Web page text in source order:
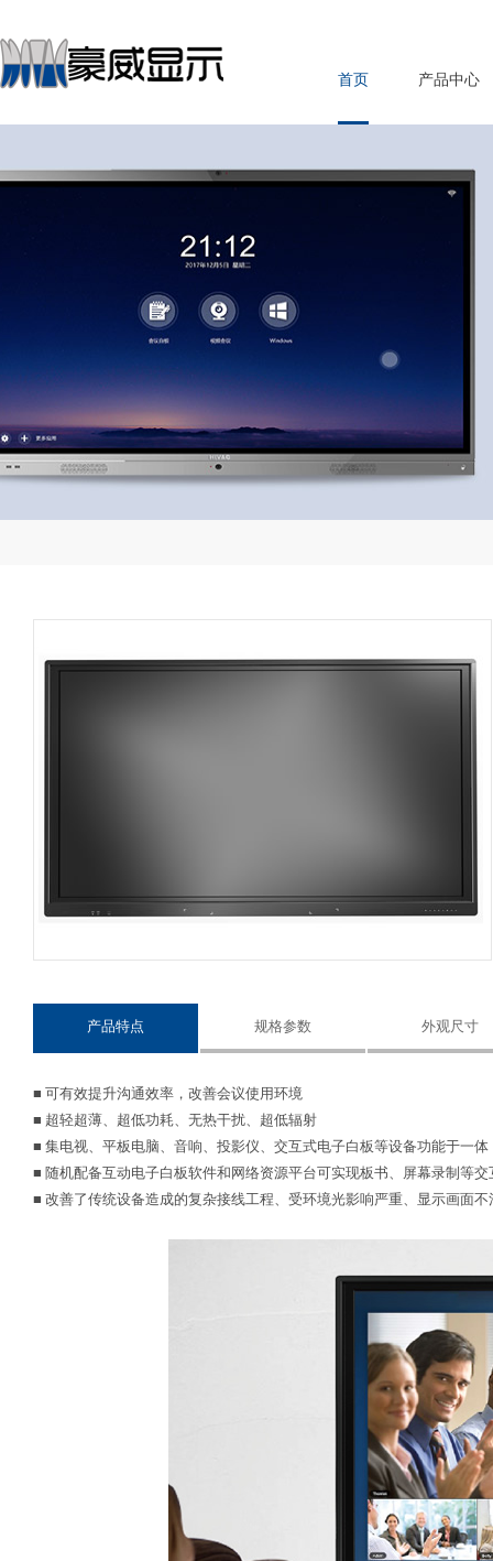
首页 产品中心
产品特点 规格参数 外观尺寸
■ 可有效提升沟通效率，改善会议使用环境
■ 超轻超薄、超低功耗、无热干扰、超低辐射
■ 集电视、平板电脑、音响、投影仪、交互式电子白板等设备功能于一体
■ 随机配备互动电子白板软件和网络资源平台可实现板书、屏幕录制等交
■ 改善了传统设备造成的复杂接线工程、受环境光影响严重、显示画面